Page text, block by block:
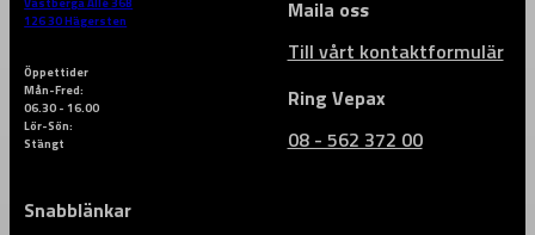
126 30 Hägersten
Maila oss
Till vårt kontaktformulär
Öppettider
Mån-Fred:
06.30 - 16.00
Lör-Sön:
Stängt
Ring Vepax
08 - 562 372 00
Snabblänkar